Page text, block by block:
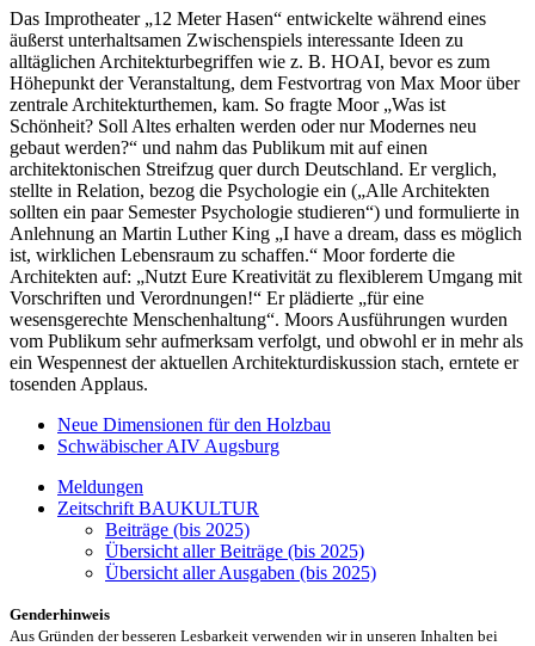
Das Improtheater „12 Meter Hasen“ entwickelte während eines
äußerst unterhaltsamen Zwischenspiels interessante Ideen zu
alltäglichen Architekturbegriffen wie z. B. HOAI, bevor es zum
Höhepunkt der Veranstaltung, dem Festvortrag von Max Moor über
zentrale Architekturthemen, kam. So fragte Moor „Was ist
Schönheit? Soll Altes erhalten werden oder nur Modernes neu
gebaut werden?“ und nahm das Publikum mit auf einen
architektonischen Streifzug quer durch Deutschland. Er verglich,
stellte in Relation, bezog die Psychologie ein („Alle Architekten
sollten ein paar Semester Psychologie studieren“) und formulierte in
Anlehnung an Martin Luther King „I have a dream, dass es möglich
ist, wirklichen Lebensraum zu schaffen.“ Moor forderte die
Architekten auf: „Nutzt Eure Kreativität zu flexiblerem Umgang mit
Vorschriften und Verordnungen!“ Er plädierte „für eine
wesensgerechte Menschenhaltung“. Moors Ausführungen wurden
vom Publikum sehr aufmerksam verfolgt, und obwohl er in mehr als
ein Wespennest der aktuellen Architekturdiskussion stach, erntete er
tosenden Applaus.
Neue Dimensionen für den Holzbau
Schwäbischer AIV Augsburg
Meldungen
Zeitschrift BAUKULTUR
Beiträge (bis 2025)
Übersicht aller Beiträge (bis 2025)
Übersicht aller Ausgaben (bis 2025)
Genderhinweis
Aus Gründen der besseren Lesbarkeit verwenden wir in unseren Inhalten bei